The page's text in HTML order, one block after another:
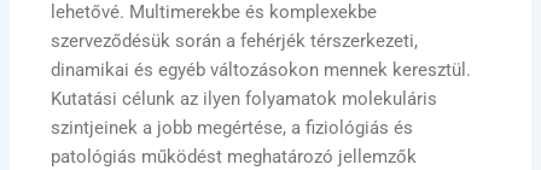
lehetővé. Multimerekbe és komplexekbe
szerveződésük során a fehérjék térszerkezeti,
dinamikai és egyéb változásokon mennek keresztül.
Kutatási célunk az ilyen folyamatok molekuláris
szintjeinek a jobb megértése, a fiziológiás és
patológiás működést meghatározó jellemzők